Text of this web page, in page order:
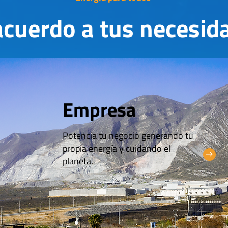
a tus
Empresa
Potencia tu negocio generando tu
propia energía y cuidando el
planeta.